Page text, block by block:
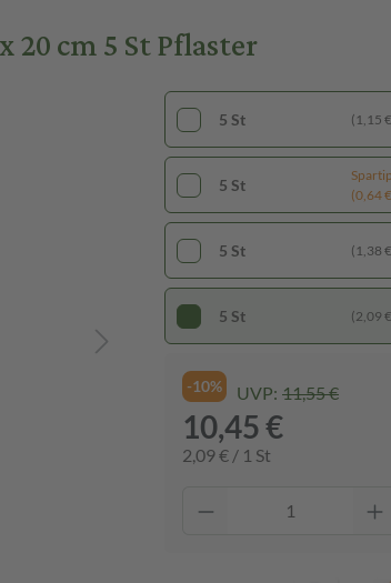
20 cm 5 St Pflaster
5 St (1,15
5 St
(0,64
5 St (1,38
5 St (2,09
-10% UVP: 11,55 €
10,45 €
2,09 € / 1 St